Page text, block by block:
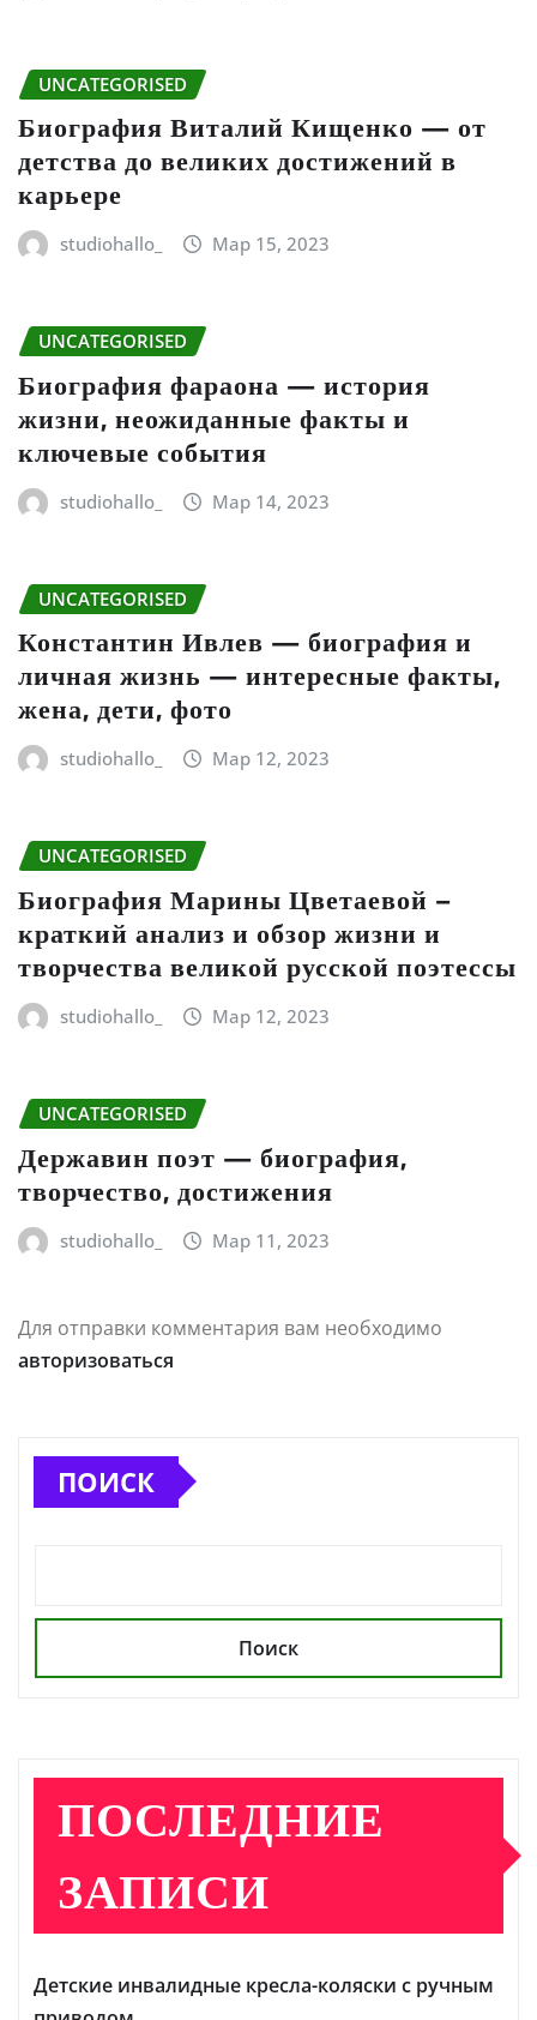
UNCATEGORISED
Биография Виталий Кищенко — от
детства до великих достижений в
карьере
studiohallo_ Мар 15, 2023
UNCATEGORISED
Биография фараона — история
жизни, неожиданные факты и
ключевые события
studiohallo_ Мар 14, 2023
UNCATEGORISED
Константин Ивлев — биография и
личная жизнь — интересные факты,
жена, дети, фото
studiohallo_ Мар 12, 2023
UNCATEGORISED
Биография Марины Цветаевой –
краткий анализ и обзор жизни и
творчества великой русской поэтессы
studiohallo_ Мар 12, 2023
UNCATEGORISED
Державин поэт — биография,
творчество, достижения
studiohallo_ Мар 11, 2023
Для отправки комментария вам необходимо
авторизоваться
ПОИСК
Поиск
ПОСЛЕДНИЕ
ЗАПИСИ
Детские инвалидные кресла-коляски с ручным